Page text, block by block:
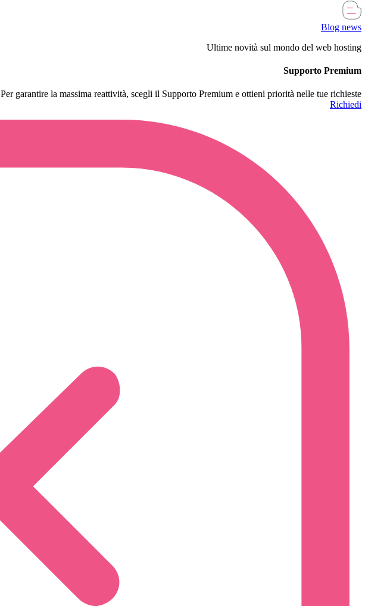
Blog news
Ultime novità sul mondo del web hosting
Supporto Premium
Per garantire la massima reattività, scegli il Supporto Premium e ottieni priorità nelle tue richieste
Richiedi